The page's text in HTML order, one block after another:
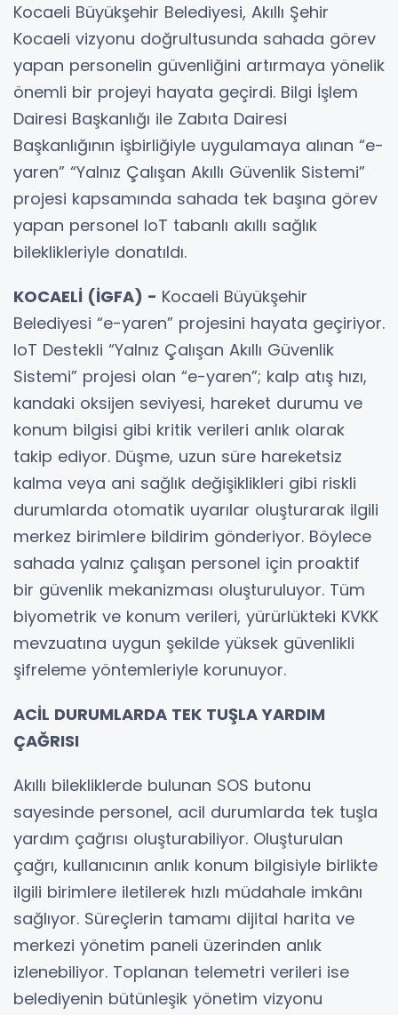
Kocaeli Büyükşehir Belediyesi, Akıllı Şehir
Kocaeli vizyonu doğrultusunda sahada görev
yapan personelin güvenliğini artırmaya yönelik
önemli bir projeyi hayata geçirdi. Bilgi İşlem
Dairesi Başkanlığı ile Zabıta Dairesi
Başkanlığının işbirliğiyle uygulamaya alınan “e-
yaren” “Yalnız Çalışan Akıllı Güvenlik Sistemi”
projesi kapsamında sahada tek başına görev
yapan personel IoT tabanlı akıllı sağlık
bileklikleriyle donatıldı.
KOCAELİ (İGFA) - Kocaeli Büyükşehir
Belediyesi “e-yaren” projesini hayata geçiriyor.
IoT Destekli “Yalnız Çalışan Akıllı Güvenlik
Sistemi” projesi olan “e-yaren”; kalp atış hızı,
kandaki oksijen seviyesi, hareket durumu ve
konum bilgisi gibi kritik verileri anlık olarak
takip ediyor. Düşme, uzun süre hareketsiz
kalma veya ani sağlık değişiklikleri gibi riskli
durumlarda otomatik uyarılar oluşturarak ilgili
merkez birimlere bildirim gönderiyor. Böylece
sahada yalnız çalışan personel için proaktif
bir güvenlik mekanizması oluşturuluyor. Tüm
biyometrik ve konum verileri, yürürlükteki KVKK
mevzuatına uygun şekilde yüksek güvenlikli
şifreleme yöntemleriyle korunuyor.
ACİL DURUMLARDA TEK TUŞLA YARDIM
ÇAĞRISI
Akıllı bilekliklerde bulunan SOS butonu
sayesinde personel, acil durumlarda tek tuşla
yardım çağrısı oluşturabiliyor. Oluşturulan
çağrı, kullanıcının anlık konum bilgisiyle birlikte
ilgili birimlere iletilerek hızlı müdahale imkânı
sağlıyor. Süreçlerin tamamı dijital harita ve
merkezi yönetim paneli üzerinden anlık
izlenebiliyor. Toplanan telemetri verileri ise
belediyenin bütünleşik yönetim vizyonu